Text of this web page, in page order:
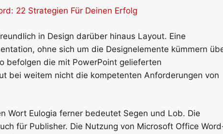
22 Strategien Für Deinen Erfolg
in Design darüber hinaus Layout. Eine
ohne sich um die Designelemente kümmern
befolgen die mit PowerPoint gelieferten
bei weitem nicht die kompetenten Anforderungen von
Wort Eulogia ferner bedeutet Segen und Lob. Die
für Publisher. Die Nutzung von Microsoft Office